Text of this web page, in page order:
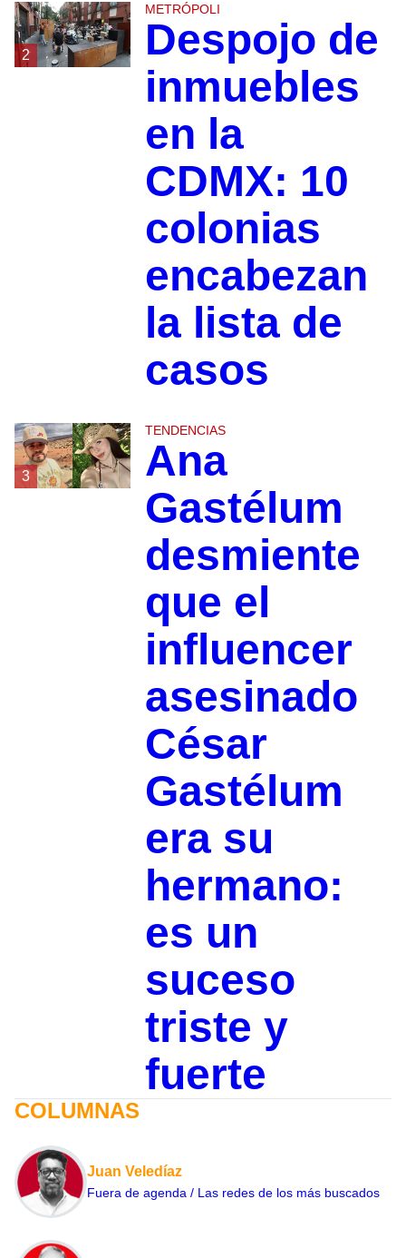
2
METRÓPOLI
Despojo de
inmuebles
en la
CDMX: 10
colonias
encabezan
la lista de
casos
3
TENDENCIAS
Ana
Gastélum
desmiente
que el
influencer
asesinado
César
Gastélum
era su
hermano:
es un
suceso
triste y
fuerte
COLUMNAS
Juan Veledíaz
Fuera de agenda / Las redes de los más buscados